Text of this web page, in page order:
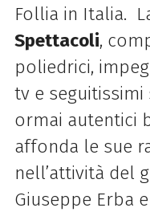
Follia in Italia.
Spettacoli,
poliedrici,
tv e seguitissimi
ormai autentici
affonda le sue
nell’attività del
Giuseppe Erba